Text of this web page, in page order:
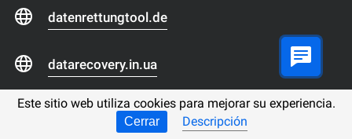
Este sitio web utiliza cookies para mejorar su experiencia.
Cerrar Descripción
datenrettungtool.de
datarecovery.in.ua
datarecoverytool.com.tr